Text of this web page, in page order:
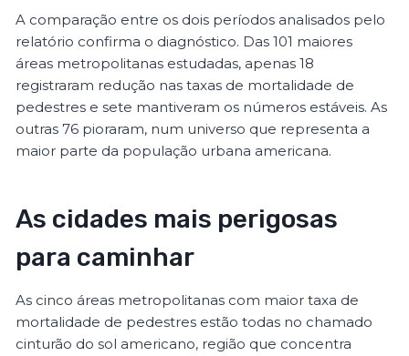
A comparação entre os dois períodos analisados pelo
relatório confirma o diagnóstico. Das 101 maiores
áreas metropolitanas estudadas, apenas 18
registraram redução nas taxas de mortalidade de
pedestres e sete mantiveram os números estáveis. As
outras 76 pioraram, num universo que representa a
maior parte da população urbana americana.
As cidades mais perigosas
para caminhar
As cinco áreas metropolitanas com maior taxa de
mortalidade de pedestres estão todas no chamado
cinturão do sol americano, região que concentra